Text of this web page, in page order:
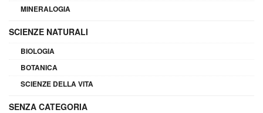
MINERALOGIA
SCIENZE NATURALI
BIOLOGIA
BOTANICA
SCIENZE DELLA VITA
SENZA CATEGORIA